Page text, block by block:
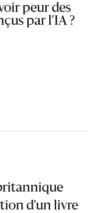
peur des
par l’IA ?
d’un livre